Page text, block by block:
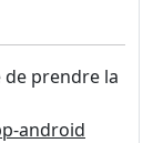
de prendre la
android